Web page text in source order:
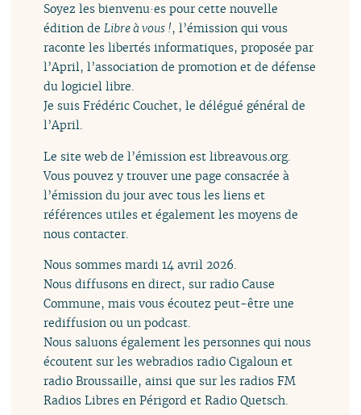
Soyez les bienvenu·es pour cette nouvelle
édition deLibre à vous !, l’émission qui vous
raconte les libertés informatiques, proposée par
l’April, l’association de promotion et de défense
du logiciel libre.
Je suis Frédéric Couchet, le délégué général de
l’April.
Le site web de l’émission est libreavous.org.
Vous pouvez y trouver une page consacrée à
l’émission du jour avec tous les liens et
références utiles et également les moyens de
nous contacter.
Nous sommes mardi 14 avril 2026.
Nous diffusons en direct, sur radio Cause
Commune, mais vous écoutez peut-être une
rediffusion ou un podcast.
Nous saluons également les personnes qui nous
écoutent sur les webradios radio Cigaloun et
radio Broussaille, ainsi que sur les radios FM
Radios Libres en Périgord et Radio Quetsch.